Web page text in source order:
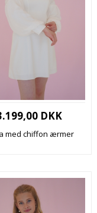
DKK
med chiffon ærmer